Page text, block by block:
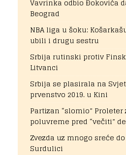
Vavrinka odbio Đokovića
Beograd
NBA liga u šoku:
ubili i drugu sestru
Srbija rutinski protiv
Litvanci
Srbija se plasirala na
prvenstvo 2019. u Kini
Partizan “slomio” Proleter
poluvreme pred “večiti”
Zvezda uz mnogo sreće
Surdulici